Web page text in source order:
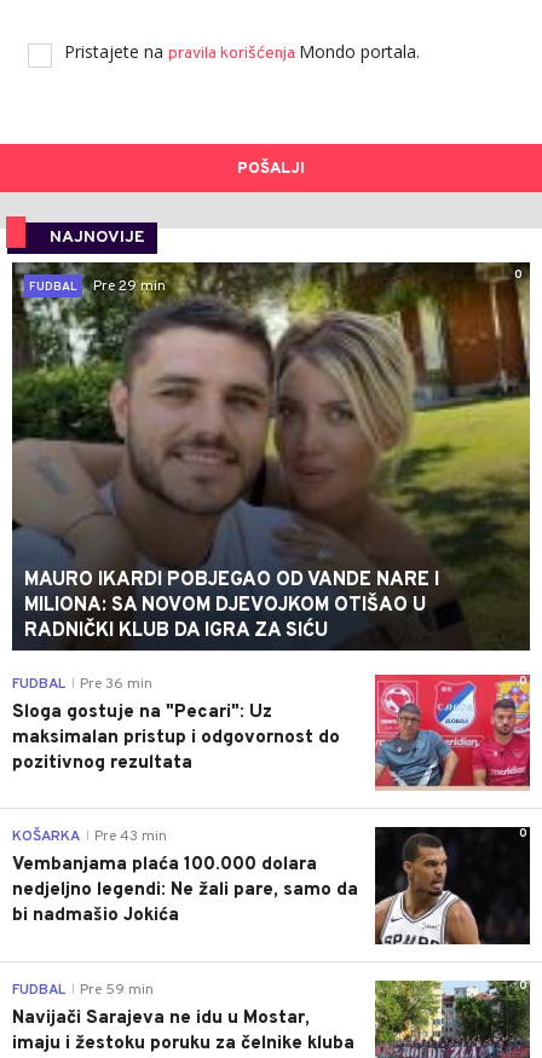
Pristajete na pravila korišćenja Mondo portala.
POŠALJI
NAJNOVIJE
0
FUDBAL
Pre 29 min
MAURO IKARDI POBJEGAO OD VANDE NARE I
MILIONA: SA NOVOM DJEVOJKOM OTIŠAO U
RADNIČKI KLUB DA IGRA ZA SIĆU
0
FUDBAL Pre 36 min
Sloga gostuje na "Pecari": Uz
maksimalan pristup i odgovornost do
pozitivnog rezultata
0
KOŠARKA Pre 43 min
Vembanjama plaća 100.000 dolara
nedjeljno legendi: Ne žali pare, samo da
bi nadmašio Jokića
0
FUDBAL Pre 59 min
Navijači Sarajeva ne idu u Mostar,
imaju i žestoku poruku za čelnike kluba